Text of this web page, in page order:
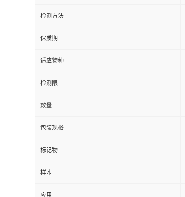
检测方法
保质期
适应物种
检测限
数量
包装规格
标记物
样本
应用